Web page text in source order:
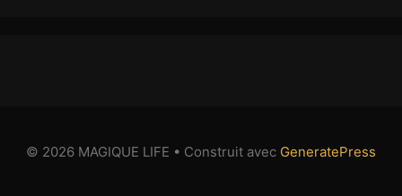
© 2026 MAGIQUE LIFE • Construit avec GeneratePress